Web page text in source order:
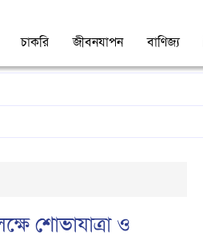
চাকরি জীবনযাপন বাণিজ্য
শোভাযাত্রা ও